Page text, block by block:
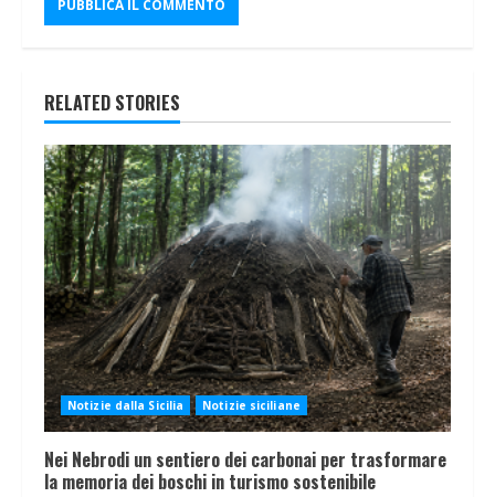
RELATED STORIES
Notizie dalla Sicilia Notizie siciliane
Nei Nebrodi un sentiero dei carbonai per trasformare
la memoria dei boschi in turismo sostenibile